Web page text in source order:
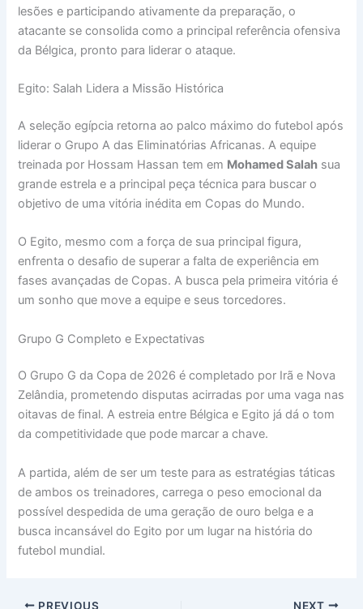
lesões e participando ativamente da preparação, o
atacante se consolida como a principal referência ofensiva
da Bélgica, pronto para liderar o ataque.
Egito: Salah Lidera a Missão Histórica
A seleção egípcia retorna ao palco máximo do futebol após
liderar o Grupo A das Eliminatórias Africanas. A equipe
treinada por Hossam Hassan tem em Mohamed Salah sua
grande estrela e a principal peça técnica para buscar o
objetivo de uma vitória inédita em Copas do Mundo.
O Egito, mesmo com a força de sua principal figura,
enfrenta o desafio de superar a falta de experiência em
fases avançadas de Copas. A busca pela primeira vitória é
um sonho que move a equipe e seus torcedores.
Grupo G Completo e Expectativas
O Grupo G da Copa de 2026 é completado por Irã e Nova
Zelândia, prometendo disputas acirradas por uma vaga nas
oitavas de final. A estreia entre Bélgica e Egito já dá o tom
da competitividade que pode marcar a chave.
A partida, além de ser um teste para as estratégias táticas
de ambos os treinadores, carrega o peso emocional da
possível despedida de uma geração de ouro belga e a
busca incansável do Egito por um lugar na história do
futebol mundial.
PREVIOUS NEXT